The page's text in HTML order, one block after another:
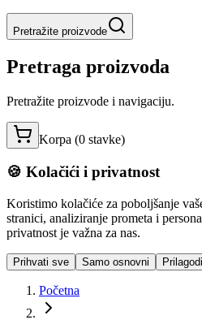
Pretražite proizvode
Pretraga proizvoda
Pretražite proizvode i navigaciju.
Korpa (0 stavke)
🍪 Kolačići i privatnost
Koristimo kolačiće za poboljšanje
stranici, analiziranje prometa i
privatnost je važna za nas.
Prihvati sve Samo osnovni Prilagodi
Početna